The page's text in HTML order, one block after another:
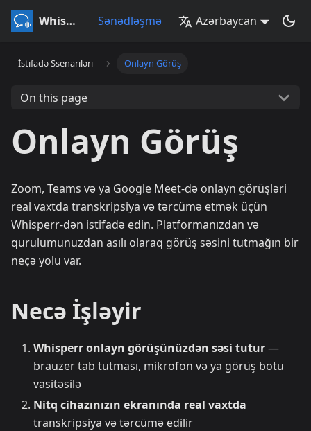
Whisperr Sənədləşmə Azərbaycan
İstifadə Ssenariləri Onlayn Görüş
On this page
Onlayn Görüş
Zoom, Teams və ya Google Meet-də onlayn görüşləri
real vaxtda transkripsiya və tərcümə etmək üçün
Whisperr-dən istifadə edin. Platformanızdan və
qurulumunuzdan asılı olaraq görüş səsini tutmağın bir
neçə yolu var.
Necə İşləyir
Whisperr onlayn görüşünüzdən səsi tutur—
brauzer tab tutması, mikrofon və ya görüş botu
vasitəsilə
Nitq cihazınızın ekranında real vaxtda
transkripsiya və tərcümə edilir